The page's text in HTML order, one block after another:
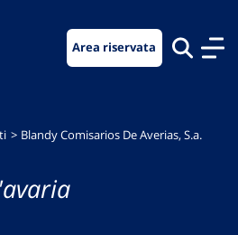
Area riservata
Blandy Comisarios De Averias, S.a.